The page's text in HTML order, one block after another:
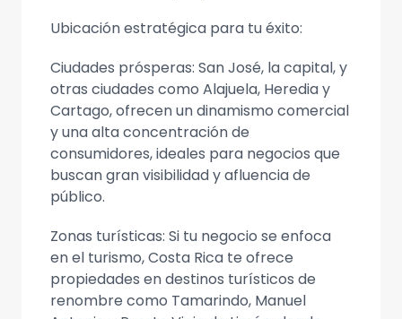
Ubicación estratégica para tu éxito:
Ciudades prósperas: San José, la capital, y
otras ciudades como Alajuela, Heredia y
Cartago, ofrecen un dinamismo comercial
y una alta concentración de
consumidores, ideales para negocios que
buscan gran visibilidad y afluencia de
público.
Zonas turísticas: Si tu negocio se enfoca
en el turismo, Costa Rica te ofrece
propiedades en destinos turísticos de
renombre como Tamarindo, Manuel